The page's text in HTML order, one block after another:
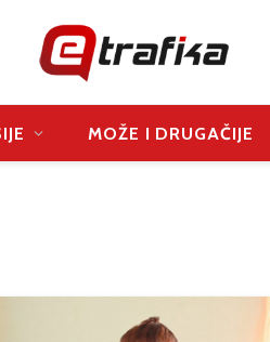
MOŽE I DRUGAČIJE